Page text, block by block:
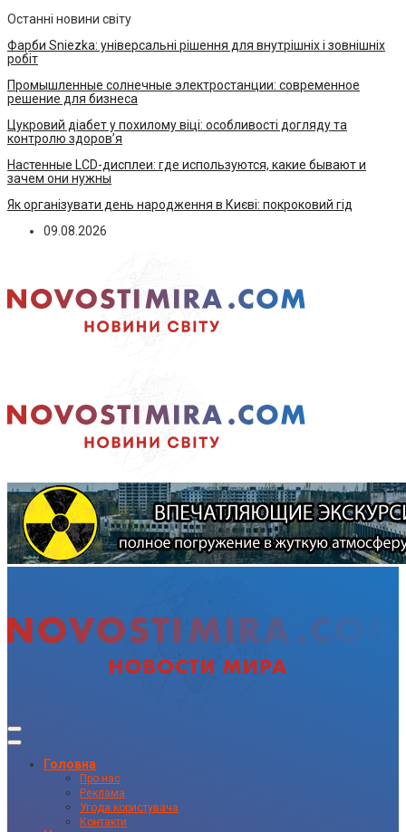
Останні новини світу
Фарби Sniezka: універсальні рішення для внутрішніх і зовнішніх
робіт
Промышленные солнечные электростанции: современное
решение для бизнеса
Цукровий діабет у похилому віці: особливості догляду та
контролю здоров’я
Настенные LCD-дисплеи: где используются, какие бывают и
зачем они нужны
Як організувати день народження в Києві: покроковий гід
09.08.2026
Головна
Про нас
Реклама
Угода користувача
Контакти